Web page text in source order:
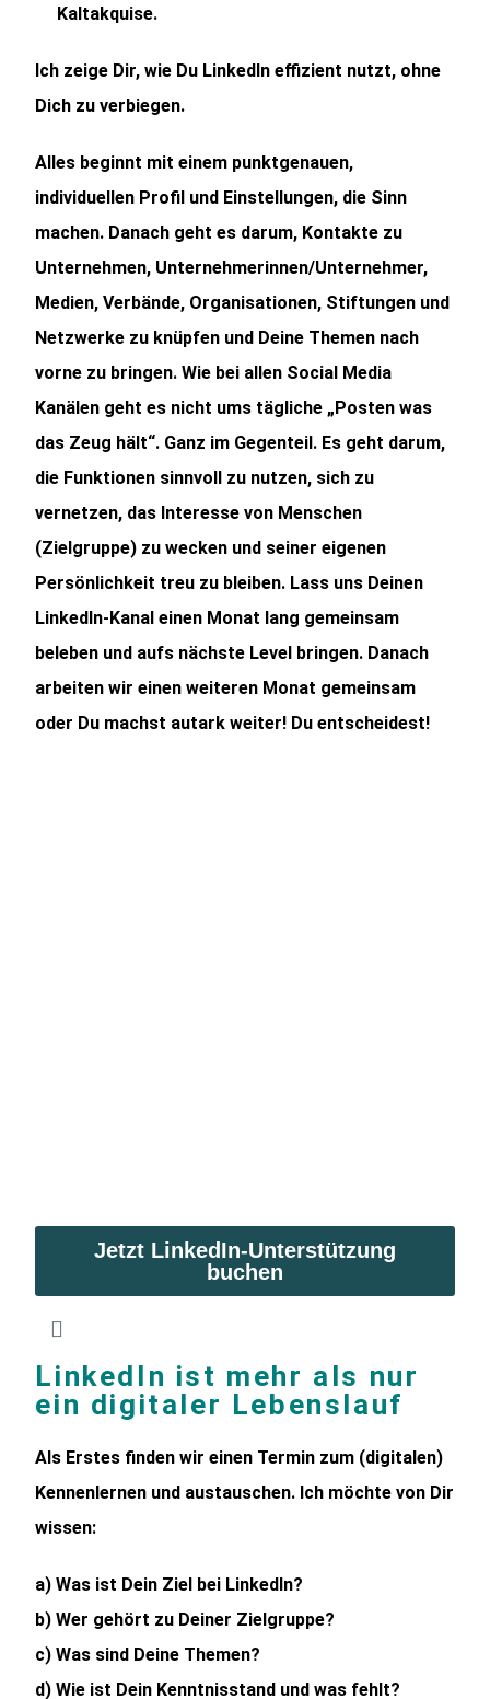
Kaltakquise.
Ich zeige Dir, wie Du LinkedIn effizient nutzt, ohne
Dich zu verbiegen.
Alles beginnt mit einem punktgenauen,
individuellen Profil und Einstellungen, die Sinn
machen. Danach geht es darum, Kontakte zu
Unternehmen, Unternehmerinnen/Unternehmer,
Medien, Verbände, Organisationen, Stiftungen und
Netzwerke zu knüpfen und Deine Themen nach
vorne zu bringen. Wie bei allen Social Media
Kanälen geht es nicht ums tägliche „Posten was
das Zeug hält“. Ganz im Gegenteil. Es geht darum,
die Funktionen sinnvoll zu nutzen, sich zu
vernetzen, das Interesse von Menschen
(Zielgruppe) zu wecken und seiner eigenen
Persönlichkeit treu zu bleiben. Lass uns Deinen
LinkedIn-Kanal einen Monat lang gemeinsam
beleben und aufs nächste Level bringen. Danach
arbeiten wir einen weiteren Monat gemeinsam
oder Du machst autark weiter! Du entscheidest!
Jetzt LinkedIn-Unterstützung
buchen
LinkedIn ist mehr als nur
ein digitaler Lebenslauf
Als Erstes finden wir einen Termin zum (digitalen)
Kennenlernen und austauschen. Ich möchte von Dir
wissen:
a) Was ist Dein Ziel bei LinkedIn?
b) Wer gehört zu Deiner Zielgruppe?
c) Was sind Deine Themen?
d) Wie ist Dein Kenntnisstand und was fehlt?